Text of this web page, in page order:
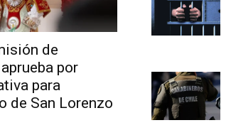
de
por
para
de San Lorenzo